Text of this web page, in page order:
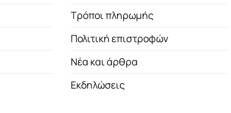
Τρόποι πληρωμής
Πολιτική επιστροφών
Νέα και άρθρα
Εκδηλώσεις